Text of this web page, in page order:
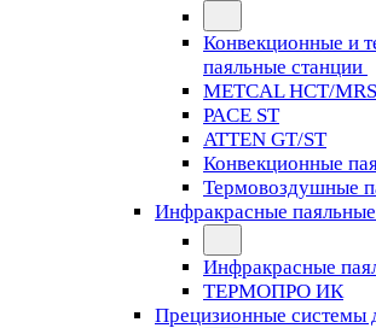
Конвекционные и
паяльные станции
METCAL HCT/MRS
PACE ST
ATTEN GT/ST
Конвекционные
Термовоздушные
Инфракрасные
Инфракрасные
ТЕРМОПРО ИК
Прецизионные системы